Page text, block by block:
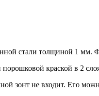
стали толщиной 1 мм.
краской в 2
зонт не входит. Его